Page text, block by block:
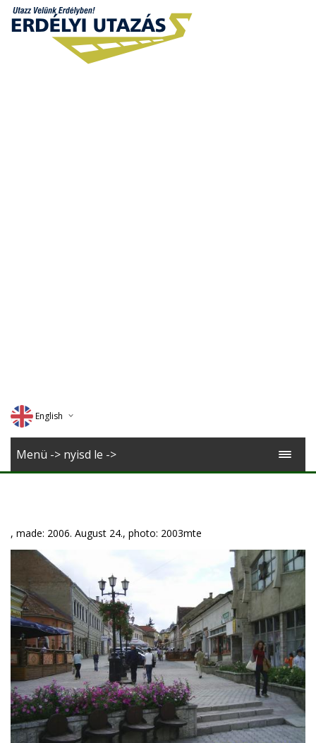
English
Deutsch
Menü -> nyisd le ->
, made: 2006. August 24., photo: 2003mte